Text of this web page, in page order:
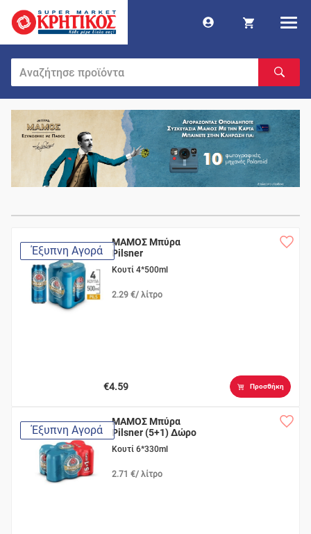
Έξυπνη Αγορά
ΜΑΜΟΣ Μπύρα
Pilsner
Κουτί 4*500ml
2.29 €/ λίτρο
€4.59 Προσθήκη
Έξυπνη Αγορά
ΜΑΜΟΣ Μπύρα
Pilsner (5+1) Δώρο
Κουτί 6*330ml
2.71 €/ λίτρο